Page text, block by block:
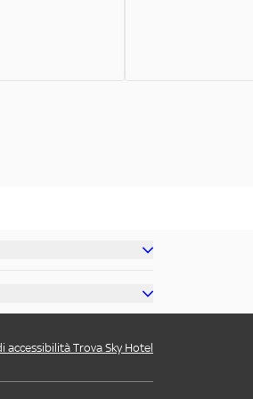
accessibilità Trova Sky Hotel